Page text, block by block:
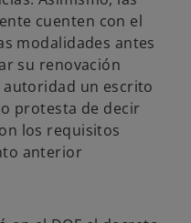
cuenten con el
modalidades antes
su renovación
un escrito
protesta de decir
los requisitos
anterior